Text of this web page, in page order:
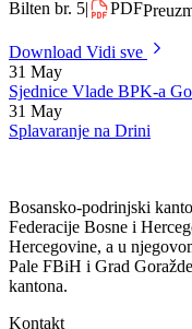
Bilten br. 3| PDF
Bilten br. 4 | PDF
Preuzmi
Bilten br. 5
Download
31 May